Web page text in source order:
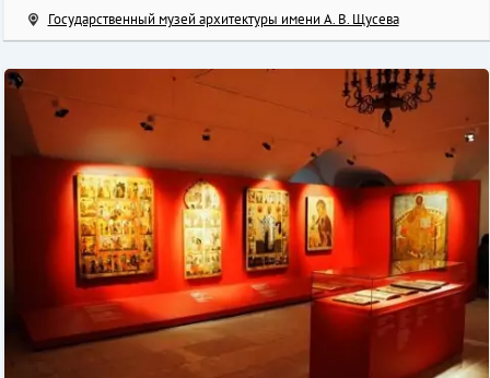
Государственный музей архитектуры имени А. В. Щусева